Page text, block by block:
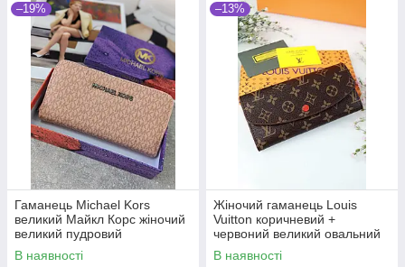
–19%
Гаманець Michael Kors
великий Майкл Корс жіночий
великий пудровий
В наявності
–13%
Жіночий гаманець Louis
Vuitton коричневий +
червоний великий овальний
Луї Віттон
В наявності